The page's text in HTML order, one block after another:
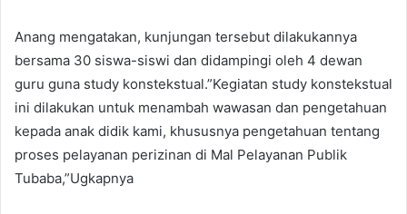
Anang mengatakan, kunjungan tersebut dilakukannya
bersama 30 siswa-siswi dan didampingi oleh 4 dewan
guru guna study konstekstual.”Kegiatan study konstekstual
ini dilakukan untuk menambah wawasan dan pengetahuan
kepada anak didik kami, khususnya pengetahuan tentang
proses pelayanan perizinan di Mal Pelayanan Publik
Tubaba,”Ugkapnya